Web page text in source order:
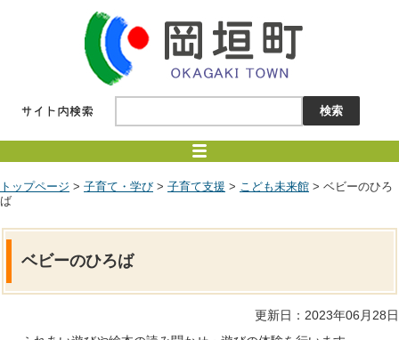
トップページ > 子育て・学び > 子育て支援 > こども未来館 > ベビーのひろ
ば
ベビーのひろば
更新日：2023年06月28日